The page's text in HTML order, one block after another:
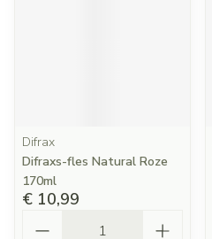
Difrax
Difraxs-fles Natural Roze
170ml
€ 10,99